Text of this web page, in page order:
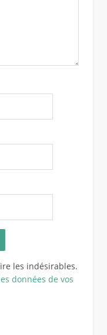
les indésirables.
données de vos